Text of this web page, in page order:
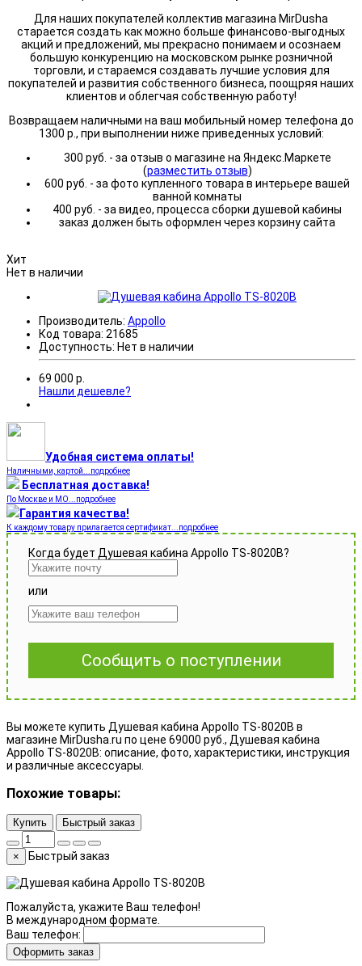
Для наших покупателей коллектив магазина MirDusha
старается создать как можно больше финансово-выгодных
акций и предложений, мы прекрасно понимаем и осознаем
большую конкуренцию на московском рынке розничной
торговли, и стараемся создавать лучшие условия для
покупателей и развития собственного бизнеса, поощряя наших
клиентов и облегчая собственную работу!
Возвращаем наличными на ваш мобильный номер телефона до
1300 р., при выполнении ниже приведенных условий:
300 руб. - за отзыв о магазине на Яндекс.Маркете
(разместить отзыв)
600 руб. - за фото купленного товара в интерьере вашей
ванной комнаты
400 руб. - за видео, процесса сборки душевой кабины
заказ должен быть оформлен через корзину сайта
Хит
Нет в наличии
Производитель: Appollo
Код товара: 21685
Доступность: Нет в наличии
69 000 р.
Нашли дешевле?
Удобная система оплаты!
Наличными, картой...подробнее
Бесплатная доставка!
По Москве и МО...подробнее
Гарантия качества!
К каждому товару прилагается сертификат...подробнее
Когда будет Душевая кабина Appollo TS-8020B?
или
Сообщить о поступлении
Вы можете купить Душевая кабина Appollo TS-8020B в
магазине MirDusha.ru по цене 69000 руб., Душевая кабина
Appollo TS-8020B: описание, фото, характеристики, инструкция
и различные аксессуары.
Похожие товары:
Купить Быстрый заказ
× Быстрый заказ
Пожалуйста, укажите Ваш телефон!
В международном формате.
Ваш телефон:
Оформить заказ